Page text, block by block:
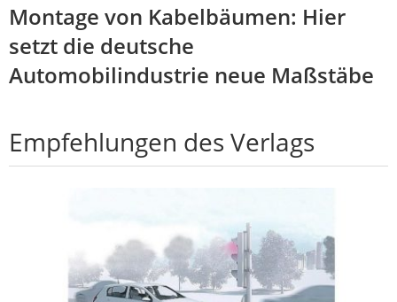
Montage von Kabelbäumen: Hier
setzt die deutsche
Automobilindustrie neue Maßstäbe
Empfehlungen des Verlags